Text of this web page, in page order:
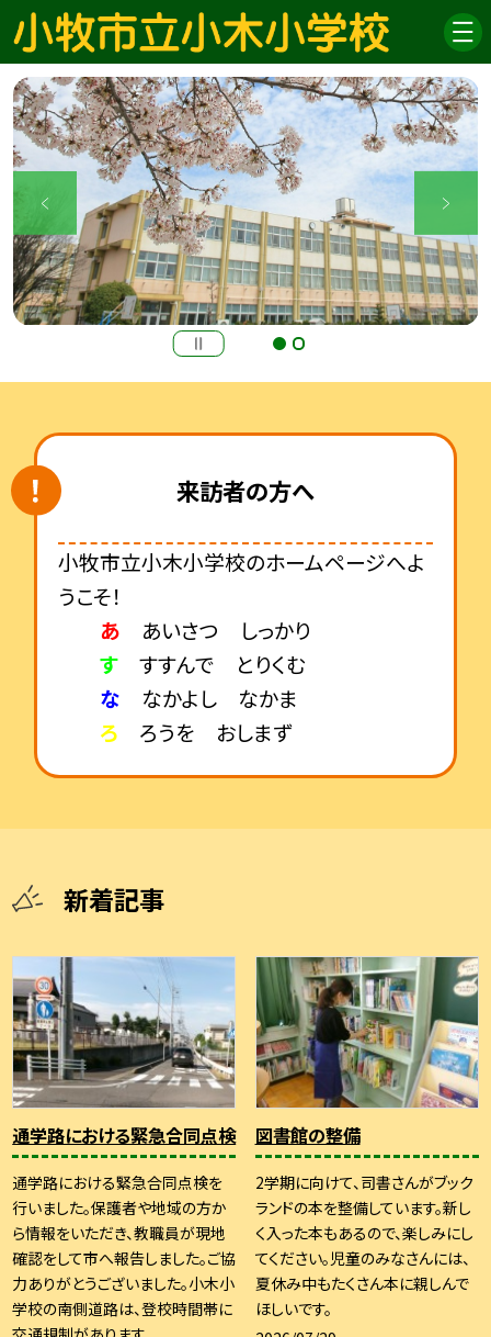
来訪者の方へ
小牧市立小木小学校のホームページへよ
うこそ！
あ あいさつ しっかり
すすすんで とりくむ
な なかよし なかま
ろ ろうを おしまず
新着記事
通学路における緊急合同点検
通学路における緊急合同点検を
行いました。保護者や地域の方か
ら情報をいただき、教職員が現地
確認をして市へ報告しました。ご協
力ありがとうございました。小木小
学校の南側道路は、登校時間帯に
図書館の整備
2学期に向けて、司書さんがブック
ランドの本を整備しています。新し
く入った本もあるので、楽しみにし
てください。児童のみなさんには、
夏休み中もたくさん本に親しんで
ほしいです。